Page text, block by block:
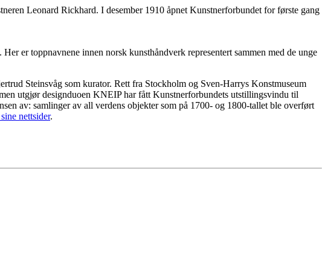
Leonard Rickhard. I desember 1910 åpnet Kunstnerforbundet for første gang
er toppnavnene innen norsk kunsthåndverk representert sammen med de unge
Steinsvåg som kurator. Rett fra Stockholm og Sven-Harrys Konstmuseum
utgjør designduoen KNEIP har fått Kunstnerforbundets utstillingsvindu til
av: samlinger av all verdens objekter som på 1700- og 1800-tallet ble overført
nettsider.